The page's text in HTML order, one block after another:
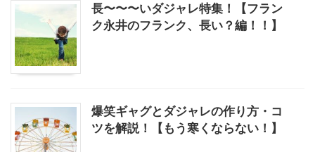
長〜〜〜いダジャレ特集！【フラン
ク永井のフランク、長い？編！！】
爆笑ギャグとダジャレの作り方・コ
ツを解説！【もう寒くならない！】